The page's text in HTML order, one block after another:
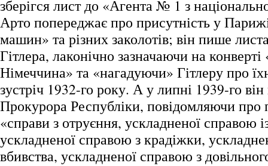
зберігся лист до «Агента № 1 з
Арто попереджає про присутність у
машин» та різних заколотів; він пише
Гітлера, лаконічно зазначаючи на
Німеччина» та «нагадуючи» Гітлеру про
зустріч 1932-го року. А у липні 1939-го
Прокурора Республіки, повідомляючи про
«справи з отруєння, ускладненої справою
ускладненої справою з крадіжки,
вбивства, ускладненої справою з